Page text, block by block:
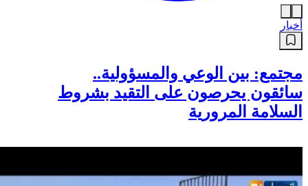
أخبار
مجتمع: بين الوعي والمسؤولية..
سائقون يحرصون على التقيد بشروط
السلامة المرورية